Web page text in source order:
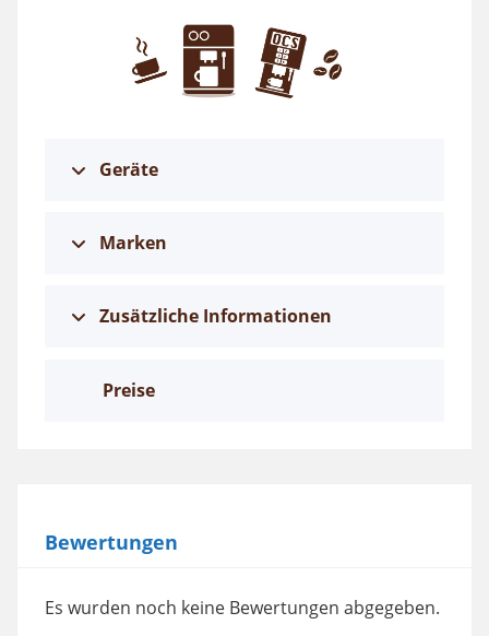
Geräte
Marken
Zusätzliche Informationen
Preise
Bewertungen
Es wurden noch keine Bewertungen abgegeben.